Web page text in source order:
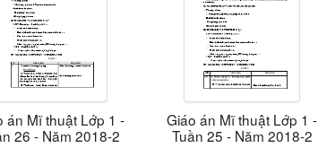
án Mĩ thuật Lớp 1 -
26 - Năm 2018-2
Giáo án Mĩ thuật Lớp 1 -
Tuần 25 - Năm 2018-2